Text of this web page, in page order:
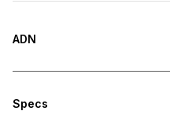
ADN
Specs